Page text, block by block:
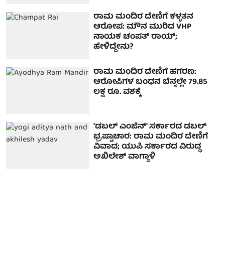
ರಾಮ ಮಂದಿರ ದೇಣಿಗೆ ಕಳ್ಳತನ
ಆರೋಪ: ಮೌನ ಮುರಿದ VHP
ನಾಯಕ ಚಂಪತ್ ರಾಯ್;
ಹೇಳಿದ್ದೇನು?
ರಾಮ ಮಂದಿರ ದೇಣಿಗೆ ಹಗರಣ:
ಆರೋಪಿಗಳ ಬಂಧನ ಬೆನ್ನಲ್ಲೇ 79.85
ಲಕ್ಷ ರೂ. ವಶಕ್ಕೆ
'ಡಬಲ್ ಎಂಜಿನ್' ಸರ್ಕಾರದ ಡಬಲ್
ಭ್ರಷ್ಟಾಚಾರ: ರಾಮ ಮಂದಿರ ದೇಣಿಗೆ
ವಿವಾದ; ಯುಪಿ ಸರ್ಕಾರದ ವಿರುದ್ಧ
ಅಖಿಲೇಶ್ ವಾಗ್ದಾಳಿ